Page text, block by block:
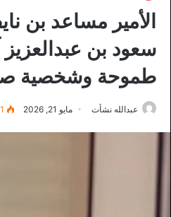
الأمير مساعد بن
سعود بن
طموحة وشخصية
عبدالله نشأت مايو 21, 2026